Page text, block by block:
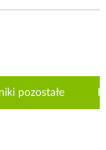
pozostałe